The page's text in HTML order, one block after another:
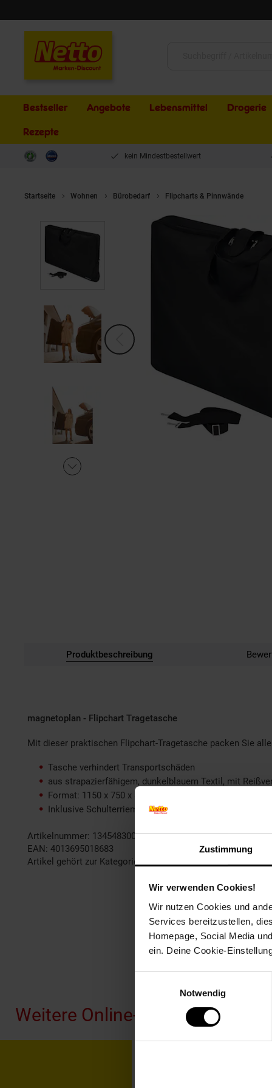
Zustimmung
Wir verwenden Cookies!
Wir nutzen Cookies und
Services bereitzustellen,
Homepage, Social Media
ein. Deine Cookie-
Notwendig
Bestseller Angebote Lebensmittel Drogerie
Rezepte
kein Mindestbestellwert
Startseite Wohnen Bürobedarf Flipcharts & Pinnwände
Produktbeschreibung
magnetoplan - Flipchart Tragetasche
Mit dieser praktischen Flipchart-Tragetasche packen Sie
Tasche verhindert Transportschäden
aus strapazierfähigem, dunkelblauem Textil, mit
Format: 1150 x 750 x 80 mm
Inklusive Schulterriemen und Handschlaufe, für
Artikelnummer: 1345483000
EAN: 4013695018683
Artikel gehört zur Kategorie:
Weitere Online-Angebote